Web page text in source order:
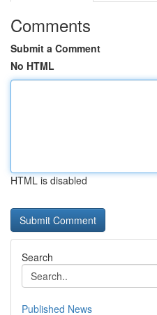
Comments
Submit a Comment
No HTML
HTML is disabled
Search
Published News